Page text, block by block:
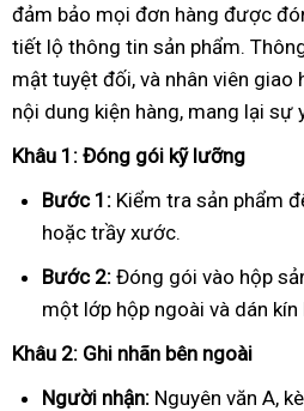
đảm bảo mọi đơn hàng được
tiết lộ thông tin sản phẩm.
mật tuyệt đối, và nhân viên
nội dung kiện hàng, mang lại sự
Khâu 1: Đóng gói kỹ lưỡng
Bước 1: Kiểm tra sản phẩm
hoặc trầy xước.
Bước 2: Đóng gói vào hộp
một lớp hộp ngoài và dán kín
Khâu 2: Ghi nhãn bên ngoài
Người nhận: Nguyên văn A,